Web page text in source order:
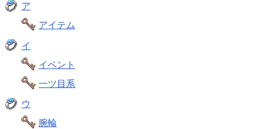
ア
アイテム
イ
イベント
一ツ目系
ウ
腕輪